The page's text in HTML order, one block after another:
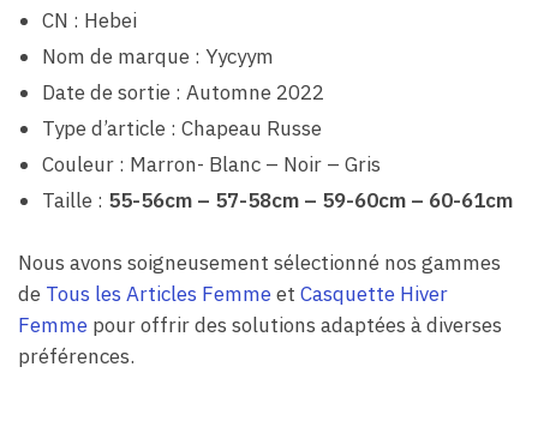
CN : Hebei
Nom de marque : Yycyym
Date de sortie : Automne 2022
Type d’article : Chapeau Russe
Couleur : Marron- Blanc – Noir – Gris
Taille : 55-56cm – 57-58cm – 59-60cm – 60-61cm
Nous avons soigneusement sélectionné nos gammes
de Tous les Articles Femmeet Casquette Hiver
Femme pour offrir des solutions adaptées à diverses
préférences.